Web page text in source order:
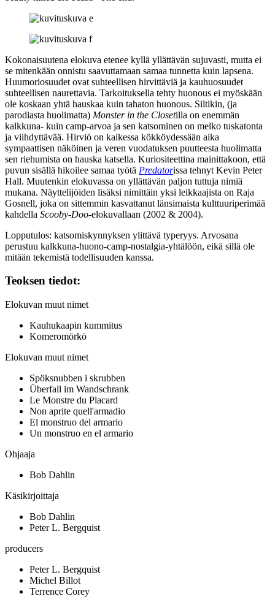
Kokonaisuutena elokuva etenee kyllä yllättävän sujuvasti, mutta ei
se mitenkään onnistu saavuttamaan samaa tunnetta kuin lapsena.
Huumoriosuudet ovat suhteellisen hirvittäviä ja kauhuosuudet
suhteellisen naurettavia. Tarkoituksella tehty huonous ei myöskään
ole koskaan yhtä hauskaa kuin tahaton huonous. Siltikin, (ja
parodiasta huolimatta) Monster in the Closetilla on enemmän
kalkkuna‑ kuin camp-arvoa ja sen katsominen on melko tuskatonta
ja viihdyttävää. Hirviö on kaikessa kökköydessään aika
sympaattisen näköinen ja veren vuodatuksen puutteesta huolimatta
sen riehumista on hauska katsella. Kuriositeettina mainittakoon, että
puvun sisällä hikoilee samaa työtä Predatorissa tehnyt Kevin Peter
Hall. Muutenkin elokuvassa on yllättävän paljon tuttuja nimiä
mukana. Näyttelijöiden lisäksi nimittäin yksi leikkaajista on Raja
Gosnell, joka on sittemmin kasvattanut länsimaista kulttuuriperimää
kahdella Scooby‑Doo-elokuvallaan (2002 & 2004).
Lopputulos: katsomiskynnyksen ylittävä typeryys. Arvosana
perustuu kalkkuna-huono‑camp-nostalgia-yhtälöön, eikä sillä ole
mitään tekemistä todellisuuden kanssa.
Teoksen tiedot:
Elokuvan muut nimet
Kauhukaapin kummitus
Komeromörkö
Elokuvan muut nimet
Spöksnubben i skrubben
Überfall im Wandschrank
Le Monstre du Placard
Non aprite quell'armadio
El monstruo del armario
Un monstruo en el armario
Ohjaaja
Bob Dahlin
Käsikirjoittaja
Bob Dahlin
Peter L. Bergquist
producers
Peter L. Bergquist
Michel Billot
Terrence Corey